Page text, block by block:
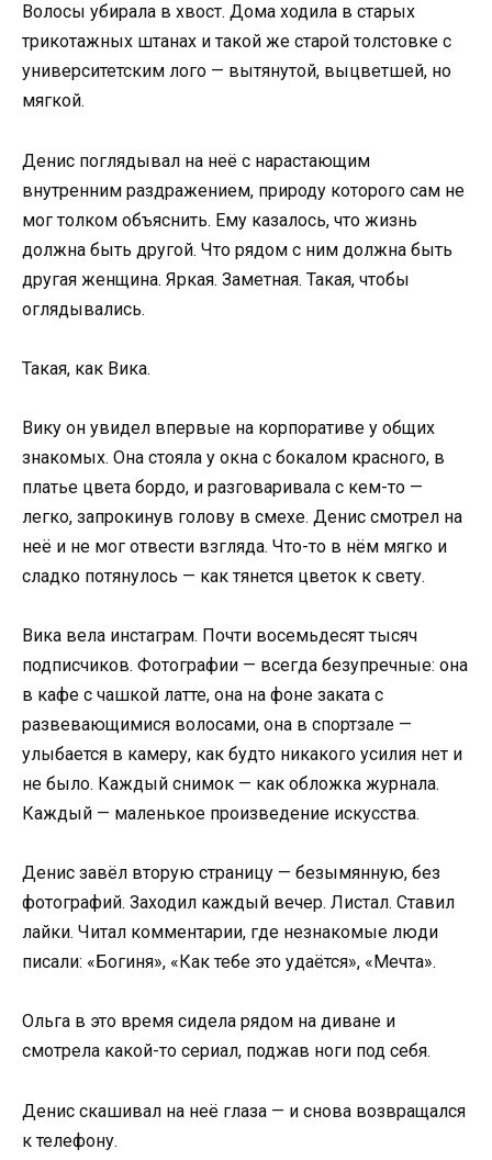
Волосы убирала в хвост. Дома ходила в старых
трикотажных штанах и такой же старой толстовке с
университетским лого — вытянутой, выцветшей, но
мягкой.
Денис поглядывал на неё с нарастающим
внутренним раздражением, природу которого сам не
мог толком объяснить. Ему казалось, что жизнь
должна быть другой. Что рядом с ним должна быть
другая женщина. Яркая. Заметная. Такая, чтобы
оглядывались.
Такая, как Вика.
Вику он увидел впервые на корпоративе у общих
знакомых. Она стояла у окна с бокалом красного, в
платье цвета бордо, и разговаривала с кем-то —
легко, запрокинув голову в смехе. Денис смотрел на
неё и не мог отвести взгляда. Что-то в нём мягко и
сладко потянулось — как тянется цветок к свету.
Вика вела инстаграм. Почти восемьдесят тысяч
подписчиков. Фотографии — всегда безупречные: она
в кафе с чашкой латте, она на фоне заката с
развевающимися волосами, она в спортзале —
улыбается в камеру, как будто никакого усилия нет и
не было. Каждый снимок — как обложка журнала.
Каждый — маленькое произведение искусства.
Денис завёл вторую страницу — безымянную, без
фотографий. Заходил каждый вечер. Листал. Ставил
лайки. Читал комментарии, где незнакомые люди
писали: «Богиня», «Как тебе это удаётся», «Мечта».
Ольга в это время сидела рядом на диване и
смотрела какой-то сериал, поджав ноги под себя.
Денис скашивал на неё глаза — и снова возвращался
к телефону.